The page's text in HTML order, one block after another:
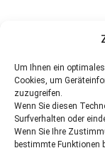
Um Ihnen ein
Cookies, um
zuzugreifen.
Wenn Sie diesen
Surfverhalten oder
Wenn Sie Ihre
bestimmte Funktionen